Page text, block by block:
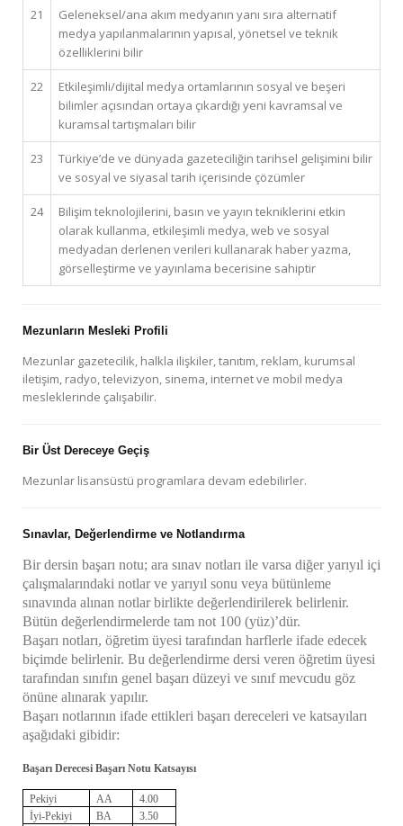
21
Geleneksel/ana akım medyanın yanı sıra alternatif
medya yapılanmalarının yapısal, yönetsel ve teknik
özelliklerini bilir
22
Etkileşimli/dijital medya ortamlarının sosyal ve beşeri
bilimler açısından ortaya çıkardığı yeni kavramsal ve
kuramsal tartışmaları bilir
23
Türkiye’de ve dünyada gazeteciliğin tarihsel gelişimini bilir
ve sosyal ve siyasal tarih içerisinde çözümler
24
Bilişim teknolojilerini, basın ve yayın tekniklerini etkin
olarak kullanma, etkileşimli medya, web ve sosyal
medyadan derlenen verileri kullanarak haber yazma,
görselleştirme ve yayınlama becerisine sahiptir
Mezunların Mesleki Profili
Mezunlar gazetecilik, halkla ilişkiler, tanıtım, reklam, kurumsal
iletişim, radyo, televizyon, sinema, internet ve mobil medya
mesleklerinde çalışabilir.
Bir Üst Dereceye Geçiş
Mezunlar lisansüstü programlara devam edebilirler.
Sınavlar, Değerlendirme ve Notlandırma
Bir dersin başarı notu; ara sınav notları ile varsa diğer yarıyıl içi
çalışmalarındaki notlar ve yarıyıl sonu veya bütünleme
sınavında alınan notlar birlikte değerlendirilerek belirlenir.
Bütün değerlendirmelerde tam not 100 (yüz)’dür.
Başarı notları, öğretim üyesi tarafından harflerle ifade edecek
biçimde belirlenir. Bu değerlendirme dersi veren öğretim üyesi
tarafından sınıfın genel başarı düzeyi ve sınıf mevcudu göz
önüne alınarak yapılır.
Başarı notlarının ifade ettikleri başarı dereceleri ve katsayıları
aşağıdaki gibidir:
Başarı Derecesi Başarı Notu Katsayısı
Pekiyi AA
4.00
İyi-Pekiyi
BA
3.50